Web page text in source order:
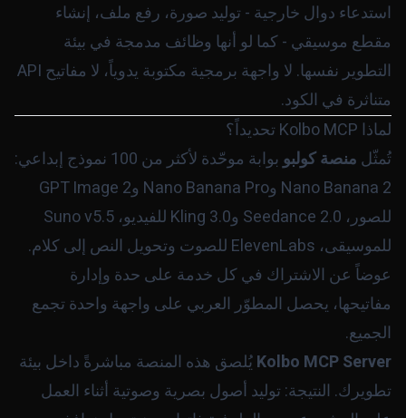
استدعاء دوال خارجية - توليد صورة، رفع ملف، إنشاء
مقطع موسيقي - كما لو أنها وظائف مدمجة في بيئة
التطوير نفسها. لا واجهة برمجية مكتوبة يدوياً، لا مفاتيح API
متناثرة في الكود.
لماذا Kolbo MCP تحديداً؟
تُمثّل منصة كولبو
بوابة موحّدة لأكثر من 100 نموذج إبداعي:
Nano Banana 2 وNano Banana Pro وGPT Image 2
للصور، Seedance 2.0 وKling 3.0 للفيديو، Suno v5.5
للموسيقى، ElevenLabs للصوت وتحويل النص إلى كلام.
عوضاً عن الاشتراك في كل خدمة على حدة وإدارة
مفاتيحها، يحصل المطوّر العربي على واجهة واحدة تجمع
الجميع.
Kolbo MCP Serverيُلصق هذه المنصة مباشرةً داخل بيئة
تطويرك. النتيجة: توليد أصول بصرية وصوتية أثناء العمل